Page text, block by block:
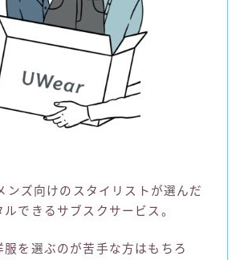
ンズ向けのスタイリストが選んだ
できるサブスクサービス。
服を選ぶのが苦手な方はもちろ